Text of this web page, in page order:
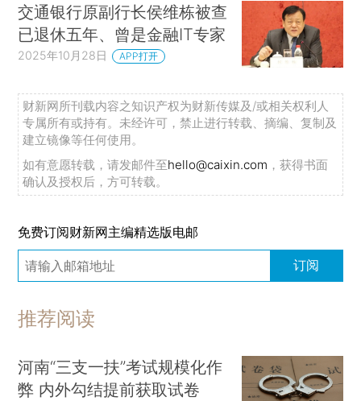
交通银行原副行长侯维栋被查
已退休五年、曾是金融IT专家
2025年10月28日 APP打开
财新网所刊载内容之知识产权为财新传媒及/或相关权利人
专属所有或持有。未经许可，禁止进行转载、摘编、复制及
建立镜像等任何使用。
如有意愿转载，请发邮件至hello@caixin.com ，获得书面
确认及授权后，方可转载。
免费订阅财新网主编精选版电邮
订阅
推荐阅读
河南“三支一扶”考试规模化作
弊 内外勾结提前获取试卷